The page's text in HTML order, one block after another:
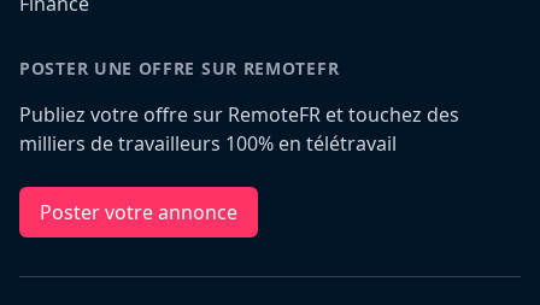
POSTER UNE OFFRE SUR REMOTEFR
Publiez votre offre sur RemoteFR et touchez des
milliers de travailleurs 100% en télétravail
Poster votre annonce